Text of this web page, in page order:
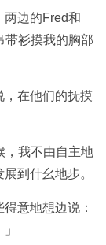
两边的Fred和
带衫摸我的胸部
，在他们的抚摸
，我不由自主地
到什幺地步。
意地想边说：